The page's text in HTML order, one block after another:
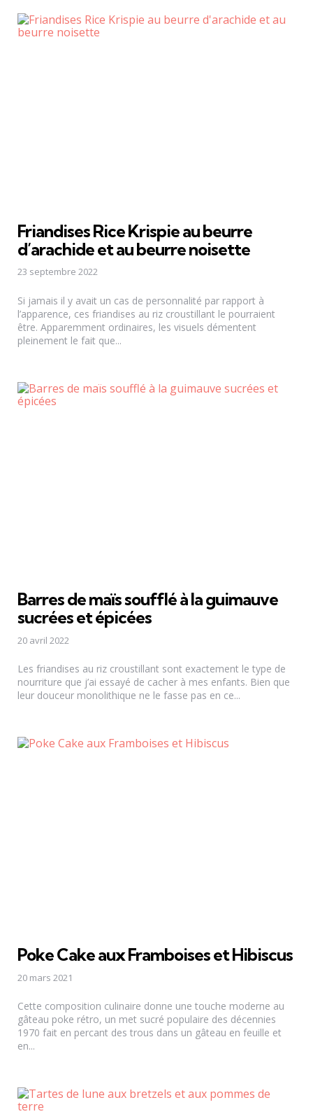
Friandises Rice Krispie au beurre
d’arachide et au beurre noisette
23 septembre 2022
Si jamais il y avait un cas de personnalité par rapport à
l’apparence, ces friandises au riz croustillant le pourraient
être. Apparemment ordinaires, les visuels démentent
pleinement le fait que...
Barres de maïs soufflé à la guimauve
sucrées et épicées
20 avril 2022
Les friandises au riz croustillant sont exactement le type de
nourriture que j’ai essayé de cacher à mes enfants. Bien que
leur douceur monolithique ne le fasse pas en ce...
Poke Cake aux Framboises et Hibiscus
20 mars 2021
Cette composition culinaire donne une touche moderne au
gâteau poke rétro, un met sucré populaire des décennies
1970 fait en percant des trous dans un gâteau en feuille et
en...